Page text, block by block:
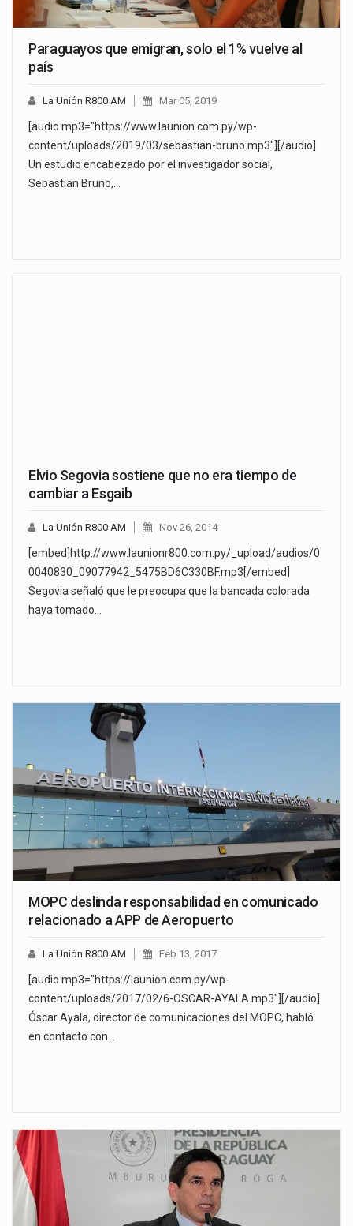
Paraguayos que emigran, solo el 1% vuelve al
país
La Unión R800 AM Mar 05, 2019
[audio mp3="https://www.launion.com.py/wp-
content/uploads/2019/03/sebastian-bruno.mp3"][/audio]
Un estudio encabezado por el investigador social,
Sebastian Bruno,…
Elvio Segovia sostiene que no era tiempo de
cambiar a Esgaib
La Unión R800 AM Nov 26, 2014
[embed]http://www.launionr800.com.py/_upload/audios/0
0040830_09077942_5475BD6C330BF.mp3[/embed]
Segovia señaló que le preocupa que la bancada colorada
haya tomado…
MOPC deslinda responsabilidad en comunicado
relacionado a APP de Aeropuerto
La Unión R800 AM Feb 13, 2017
[audio mp3="https://launion.com.py/wp-
content/uploads/2017/02/6-OSCAR-AYALA.mp3"][/audio]
Óscar Ayala, director de comunicaciones del MOPC, habló
en contacto con…